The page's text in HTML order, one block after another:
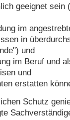
geeignet sein
im
in
und
im Beruf und
und
erstatten
Schutz